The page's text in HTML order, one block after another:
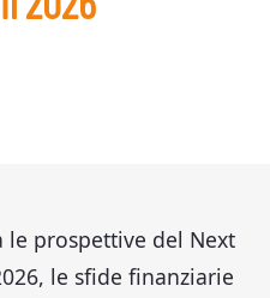
prospettive del Next
le sfide finanziarie